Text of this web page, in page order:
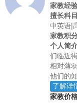
家教经
擅长科
中英语|
家教积
个人简
们临近
相对薄
他们的
信，相
相互联
了解详
家教价